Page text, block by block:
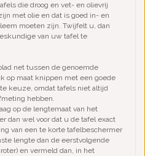
die droog en vet- en olievrij
met olie en dat is goed in- en
moeten zijn. Twijfelt u, dan
van uw tafel te
net tussen de genoemde
op maat knippen met een goede
keuze, omdat tafels niet altijd
hebben.
op de lengtemaat van het
dan wel voor dat u de tafel exact
van een te korte tafelbeschermer
lengte dan de eerstvolgende
en vermeld dan, in het